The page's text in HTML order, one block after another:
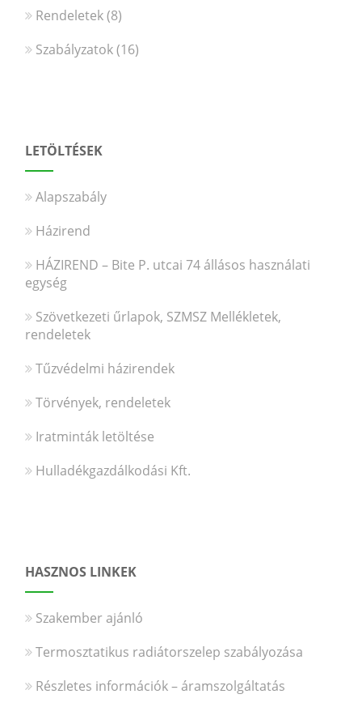
Rendeletek(8)
Szabályzatok(16)
LETÖLTÉSEK
Alapszabály
Házirend
HÁZIREND – Bite P. utcai 74 állásos használati
egység
Szövetkezeti űrlapok, SZMSZ Mellékletek,
rendeletek
Tűzvédelmi házirendek
Törvények, rendeletek
Iratminták letöltése
Hulladékgazdálkodási Kft.
HASZNOS LINKEK
Szakember ajánló
Termosztatikus radiátorszelep szabályozása
Részletes információk – áramszolgáltatás